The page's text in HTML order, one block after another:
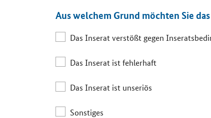
Aus welchem Grund möchten Sie
Das Inserat verstößt gegen
Das Inserat ist fehlerhaft
Das Inserat ist unseriös
Sonstiges